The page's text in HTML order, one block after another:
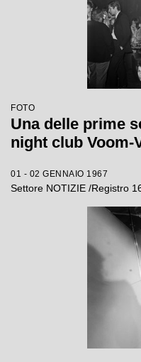
FOTO
Una delle prime
night club Voom-
01 - 02 GENNAIO 1967
Settore NOTIZIE /Registro